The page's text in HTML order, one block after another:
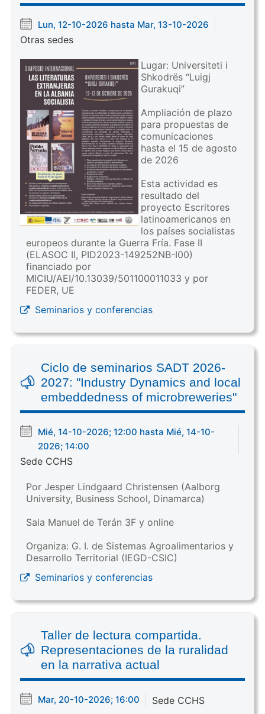
Lun, 12-10-2026 hasta Mar, 13-10-2026
Otras sedes
Lugar: Universiteti i
Shkodrës “Luigj
Gurakuqi”
Ampliación de plazo
para propuestas de
comunicaciones
hasta el 15 de agosto
de 2026
Esta actividad es
resultado del
proyecto Escritores
latinoamericanos en
los países socialistas
europeos durante la Guerra Fría. Fase II
(ELASOC II, PID2023-149252NB-I00)
financiado por
MICIU/AEI/10.13039/501100011033 y por
FEDER, UE
Seminarios y conferencias
Ciclo de seminarios SADT 2026-
2027: "Industry Dynamics and local
embeddedness of microbreweries"
Mié, 14-10-2026; 12:00 hasta Mié, 14-10-
2026; 14:00
Sede CCHS
Por Jesper Lindgaard Christensen (Aalborg
University, Business School, Dinamarca)
Sala Manuel de Terán 3F y online
Organiza: G. I. de Sistemas Agroalimentarios y
Desarrollo Territorial (IEGD-CSIC)
Seminarios y conferencias
Taller de lectura compartida.
Representaciones de la ruralidad
en la narrativa actual
Mar, 20-10-2026; 16:00 Sede CCHS